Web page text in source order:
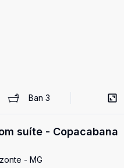
Ban3
suíte - Copacabana
- MG